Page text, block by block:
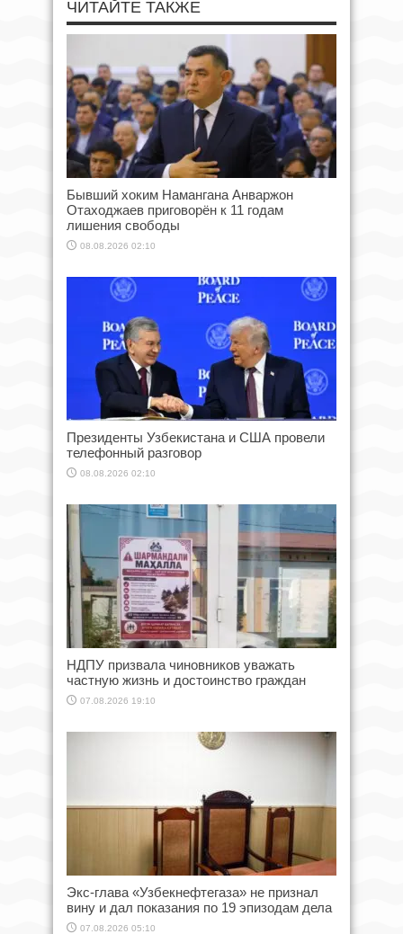
ЧИТАЙТЕ ТАКЖЕ
Бывший хоким Намангана Анваржон
Отаходжаев приговорён к 11 годам
лишения свободы
08.08.2026 02:10
Президенты Узбекистана и США провели
телефонный разговор
08.08.2026 02:10
НДПУ призвала чиновников уважать
частную жизнь и достоинство граждан
07.08.2026 19:10
Экс-глава «Узбекнефтегаза» не признал
вину и дал показания по 19 эпизодам дела
07.08.2026 05:10